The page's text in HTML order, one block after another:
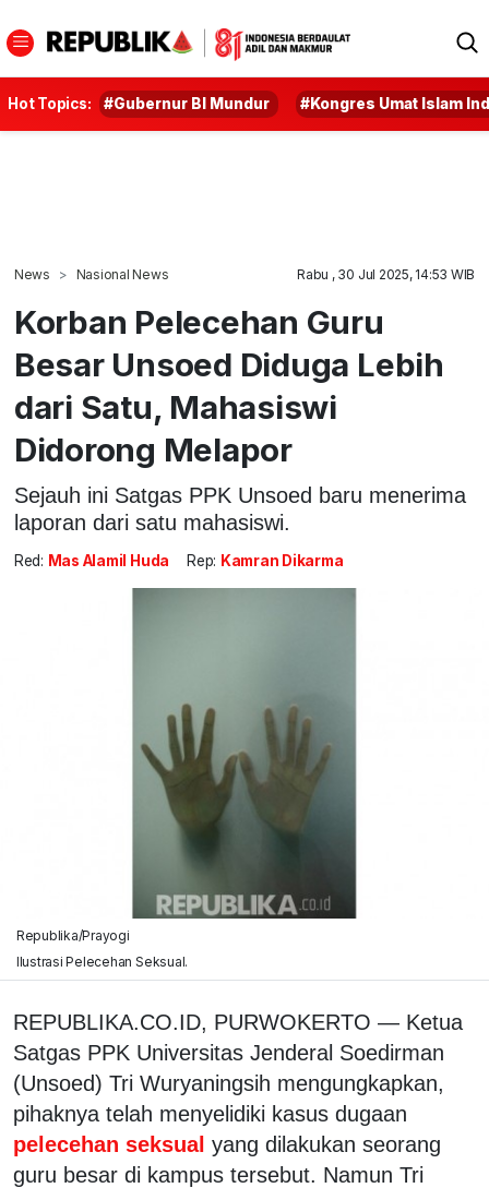
Hot Topics: #Gubernur BI Mundur #Kongres Umat Islam
News Nasional News Rabu , 30 Jul 2025, 14:53 WIB
Korban Pelecehan Guru
Besar Unsoed Diduga Lebih
dari Satu, Mahasiswi
Didorong Melapor
Sejauh ini Satgas PPK Unsoed baru menerima
laporan dari satu mahasiswi.
Red: Mas Alamil Huda Rep: Kamran Dikarma
Republika/Prayogi
Ilustrasi Pelecehan Seksual.
REPUBLIKA.CO.ID, PURWOKERTO — Ketua
Satgas PPK Universitas Jenderal Soedirman
(Unsoed) Tri Wuryaningsih mengungkapkan,
pihaknya telah menyelidiki kasus dugaan
pelecehan seksual yang dilakukan seorang
guru besar di kampus tersebut. Namun Tri